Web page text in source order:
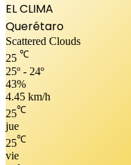
EL CLIMA
Querétaro
Scattered Clouds
25 ℃
25º - 24º
43%
4.45 km/h
25℃
jue
25℃
vie